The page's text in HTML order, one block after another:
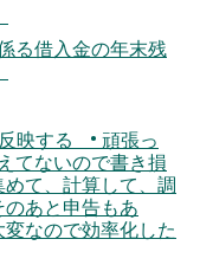
る借入金の年末残
映する • 頑張っ
てないので書き損
て、計算して、調
あと申告もあ
なので効率化した